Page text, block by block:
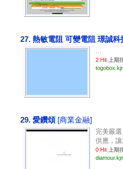
27. 熱敏電阻 可變電阻 璟誠科
...
2 Hit 上期
29. 愛鑽頌 [商業金融]
完美嚴
供應，
0 Hit 上期